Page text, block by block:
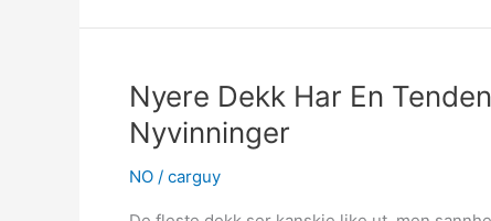
beste
om
sommeren
Nyere Dekk Har En
Nyvinninger
NO / carguy